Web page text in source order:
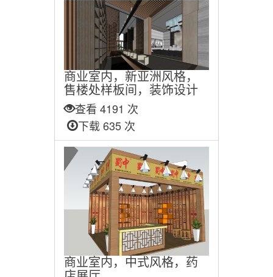
商业室内，新亚洲风格，
售楼处样板间，装饰设计
查看 4191 次
下载 635 次
商业室内，中式风格，药